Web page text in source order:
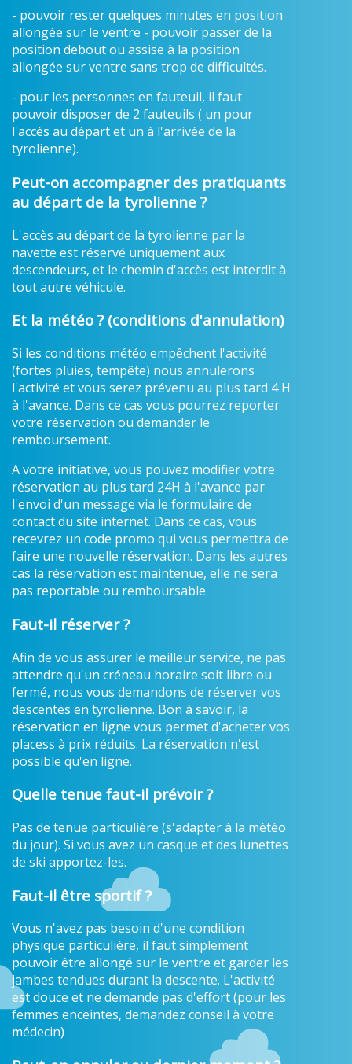
- pouvoir rester quelques minutes en position
allongée sur le ventre - pouvoir passer de la
position debout ou assise à la position
allongée sur ventre sans trop de difficultés.
- pour les personnes en fauteuil, il faut
pouvoir disposer de 2 fauteuils ( un pour
l'accès au départ et un à l'arrivée de la
tyrolienne).
Peut-on accompagner des pratiquants
au départ de la tyrolienne ?
L'accès au départ de la tyrolienne par la
navette est réservé uniquement aux
descendeurs, et le chemin d'accès est interdit à
tout autre véhicule.
Et la météo ? (conditions d'annulation)
Si les conditions météo empêchent l'activité
(fortes pluies, tempête) nous annulerons
l'activité et vous serez prévenu au plus tard 4 H
à l'avance. Dans ce cas vous pourrez reporter
votre réservation ou demander le
remboursement.
A votre initiative, vous pouvez modifier votre
réservation au plus tard 24H à l'avance par
l'envoi d'un message via le formulaire de
contact du site internet. Dans ce cas, vous
recevrez un code promo qui vous permettra de
faire une nouvelle réservation. Dans les autres
cas la réservation est maintenue, elle ne sera
pas reportable ou remboursable.
Faut-il réserver ?
Afin de vous assurer le meilleur service, ne pas
attendre qu'un créneau horaire soit libre ou
fermé, nous vous demandons de réserver vos
descentes en tyrolienne. Bon à savoir, la
réservation en ligne vous permet d'acheter vos
placess à prix réduits. La réservation n'est
possible qu'en ligne.
Quelle tenue faut-il prévoir ?
Pas de tenue particulière (s'adapter à la météo
du jour). Si vous avez un casque et des lunettes
de ski apportez-les.
Faut-il être sportif ?
Vous n'avez pas besoin d'une condition
physique particulière, il faut simplement
pouvoir être allongé sur le ventre et garder les
jambes tendues durant la descente. L'activité
est douce et ne demande pas d'effort (pour les
femmes enceintes, demandez conseil à votre
médecin)